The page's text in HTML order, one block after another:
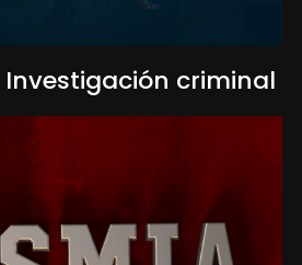
criminal